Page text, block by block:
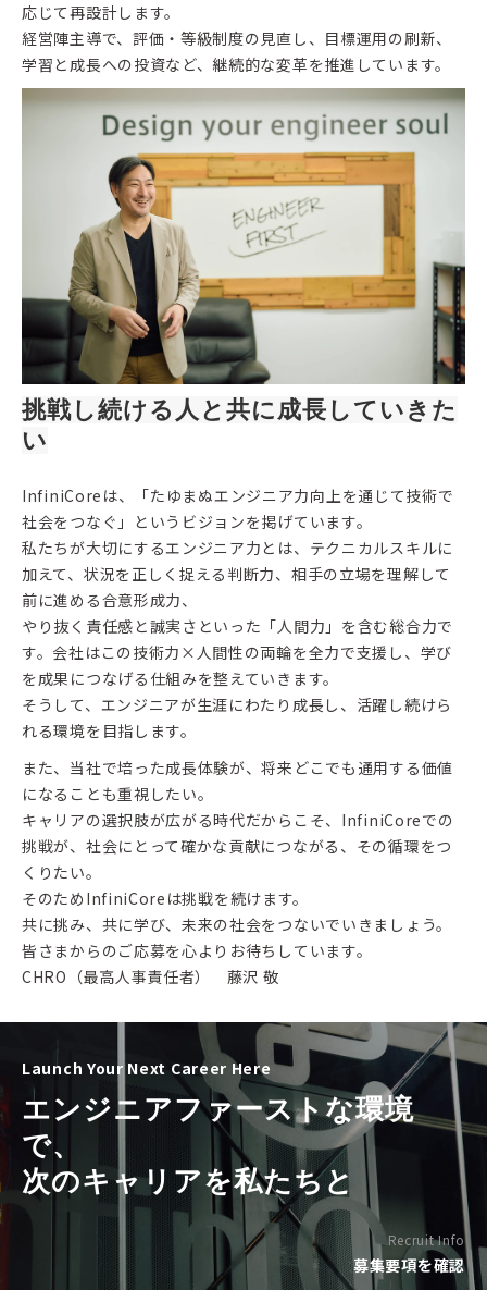
応じて再設計します。
経営陣主導で、評価・等級制度の見直し、目標運用の刷新、
学習と成長への投資など、継続的な変革を推進しています。
挑戦し続ける人と共に成長していきた
い
InfiniCoreは、「たゆまぬエンジニア力向上を通じて技術で
社会をつなぐ」というビジョンを掲げています。
私たちが大切にするエンジニア力とは、テクニカルスキルに
加えて、状況を正しく捉える判断力、相手の立場を理解して
前に進める合意形成力、
やり抜く責任感と誠実さといった「人間力」を含む総合力で
す。会社はこの技術力×人間性の両輪を全力で支援し、学び
を成果につなげる仕組みを整えていきます。
そうして、エンジニアが生涯にわたり成長し、活躍し続けら
れる環境を目指します。
また、当社で培った成長体験が、将来どこでも通用する価値
になることも重視したい。
キャリアの選択肢が広がる時代だからこそ、InfiniCoreでの
挑戦が、社会にとって確かな貢献につながる、その循環をつ
くりたい。
そのためInfiniCoreは挑戦を続けます。
共に挑み、共に学び、未来の社会をつないでいきましょう。
皆さまからのご応募を心よりお待ちしています。
CHRO（最高人事責任者） 藤沢 敬
Launch Your Next Career Here
エンジニアファーストな環境
で、
次のキャリアを私たちと
Recruit Info
募集要項を確認